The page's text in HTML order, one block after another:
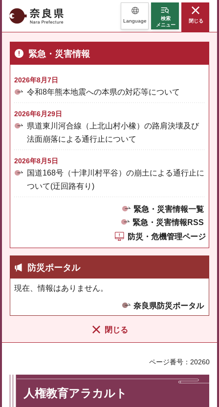
奈良県 Language
検索
メニュー
閉じる
緊急・災害情報
2026年8月7日
令和8年熊本地震への本県の対応等について
2026年6月29日
県道東川河合線（上北山村小橡）の路肩決壊及び
法面崩落による通行止について
2026年8月5日
国道168号（十津川村平谷）の崩土による通行止に
ついて(迂回路有り)
緊急・災害情報一覧
緊急・災害情報RSS
防災・危機管理ページ
防災ポータル
現在、情報はありません。
奈良県防災ポータル
閉じる
ページ番号：20260
人権教育アラカルト